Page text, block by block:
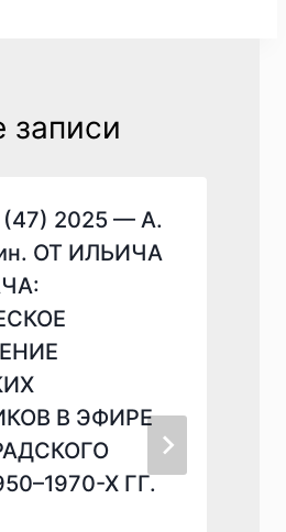
записи
2025 — А.
ОТ ИЛЬИЧА
В ЭФИРЕ
Х ГГ.